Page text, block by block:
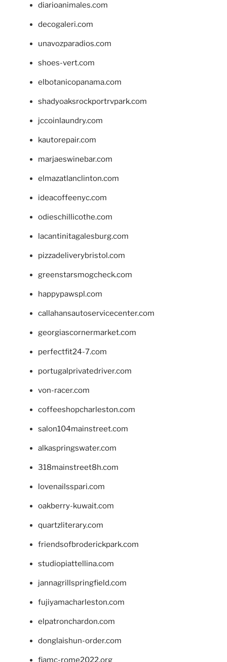
diarioanimales.com
decogaleri.com
unavozparadios.com
shoes-vert.com
elbotanicopanama.com
shadyoaksrockportrvpark.com
jccoinlaundry.com
kautorepair.com
marjaeswinebar.com
elmazatlanclinton.com
ideacoffeenyc.com
odieschillicothe.com
lacantinitagalesburg.com
pizzadeliverybristol.com
greenstarsmogcheck.com
happypawspl.com
callahansautoservicecenter.com
georgiascornermarket.com
perfectfit24-7.com
portugalprivatedriver.com
von-racer.com
coffeeshopcharleston.com
salon104mainstreet.com
alkaspringswater.com
318mainstreet8h.com
lovenailsspari.com
oakberry-kuwait.com
quartzliterary.com
friendsofbroderickpark.com
studiopiattellina.com
jannagrillspringfield.com
fujiyamacharleston.com
elpatronchardon.com
donglaishun-order.com
fiamc-rome2022.org